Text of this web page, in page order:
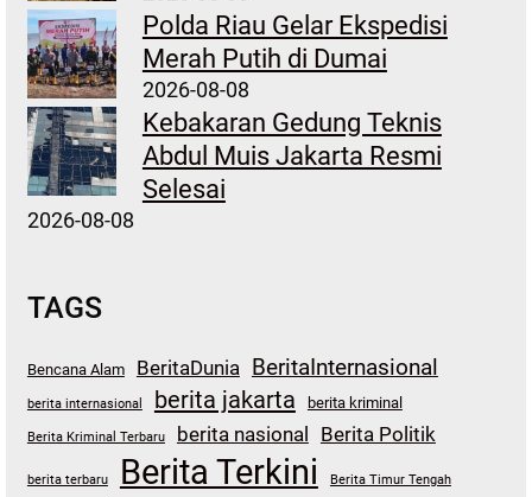
Polda Riau Gelar Ekspedisi
Merah Putih di Dumai
2026-08-08
Kebakaran Gedung Teknis
Abdul Muis Jakarta Resmi
Selesai
2026-08-08
TAGS
Bencana Alam BeritaDunia BeritaInternasional
berita internasional berita jakarta berita kriminal
Berita Kriminal Terbaru berita nasional Berita Politik
berita terbaru Berita Terkini Berita Timur Tengah